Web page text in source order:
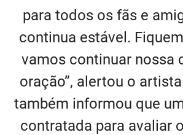
para todos os fãs e
continua estável.
vamos continuar nossa
oração”, alertou o
também informou que
contratada para avaliar